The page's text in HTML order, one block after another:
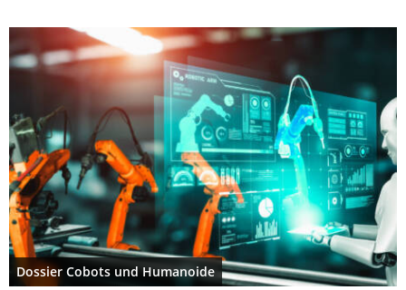
Dossier Cobots und Humanoide